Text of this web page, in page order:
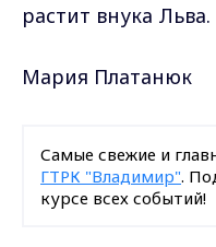
растит внука Льва.
Мария Платанюк
Самые свежие и
ГТРК "Владимир".
курсе всех событий!